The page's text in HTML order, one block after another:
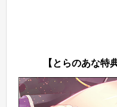
【とらのあな特